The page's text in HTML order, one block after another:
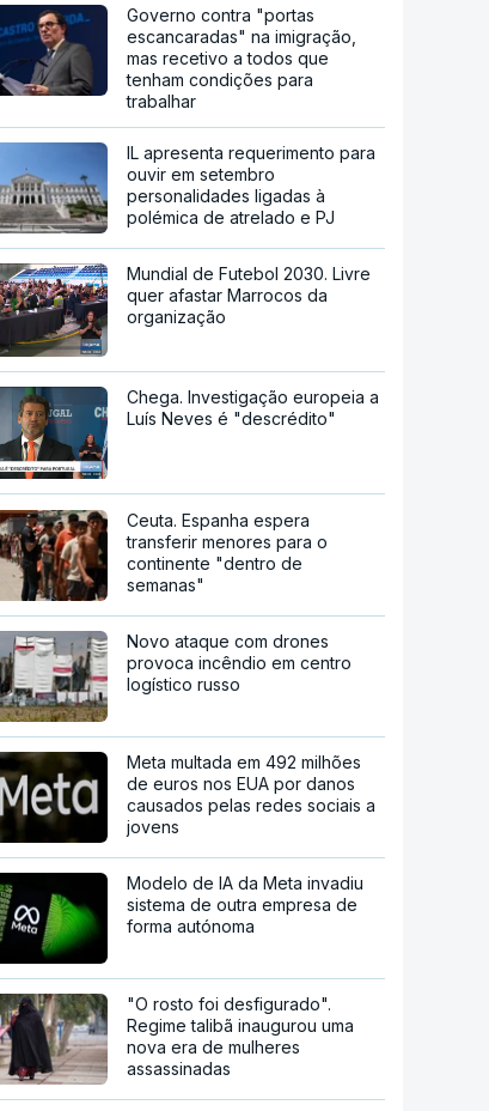
Governo contra "portas
escancaradas" na imigração,
mas recetivo a todos que
tenham condições para
trabalhar
IL apresenta requerimento para
ouvir em setembro
personalidades ligadas à
polémica de atrelado e PJ
Mundial de Futebol 2030. Livre
quer afastar Marrocos da
organização
Chega. Investigação europeia a
Luís Neves é "descrédito"
Ceuta. Espanha espera
transferir menores para o
continente "dentro de
semanas"
Novo ataque com drones
provoca incêndio em centro
logístico russo
Meta multada em 492 milhões
de euros nos EUA por danos
causados pelas redes sociais a
jovens
Modelo de IA da Meta invadiu
sistema de outra empresa de
forma autónoma
"O rosto foi desfigurado".
Regime talibã inaugurou uma
nova era de mulheres
assassinadas